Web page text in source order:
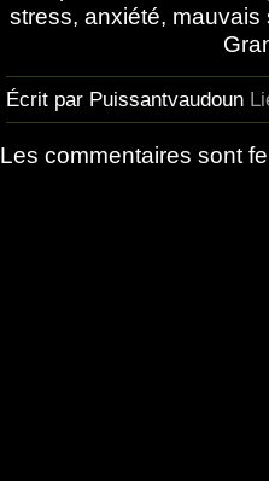
stress, anxiété,
Écrit par Puissantvaudoun
Les commentaires sont